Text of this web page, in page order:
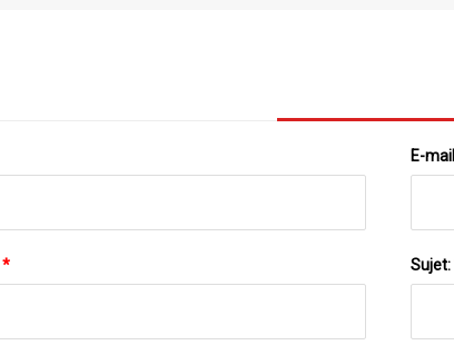
E-
* Sujet: